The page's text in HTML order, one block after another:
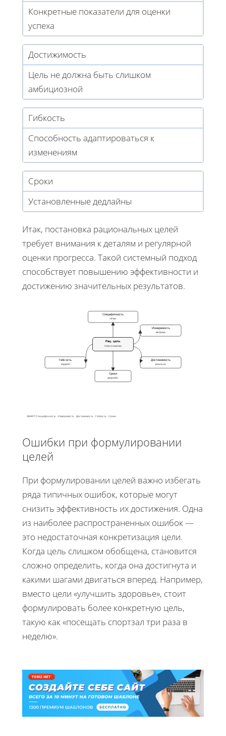
Конкретные показатели для оценки
успеха
Достижимость
Цель не должна быть слишком
амбициозной
Гибкость
Способность адаптироваться к
изменениям
Сроки
Установленные дедлайны
Итак, постановка рациональных целей
требует внимания к деталям и регулярной
оценки прогресса. Такой системный подход
способствует повышению эффективности и
достижению значительных результатов.
Специфичность
чётко
Измеримость
метрика
Достижимость
реально
Сроки
дедлайн
Гибкость
коррект.
Рац. цель
план и оценка
SMART: Специфичность · Измеримость · Достижимость · Гибкость · Сроки
Ошибки при формулировании
целей
При формулировании целей важно избегать
ряда типичных ошибок, которые могут
снизить эффективность их достижения. Одна
из наиболее распространенных ошибок —
это недостаточная конкретизация цели.
Когда цель слишком обобщена, становится
сложно определить, когда она достигнута и
какими шагами двигаться вперед. Например,
вместо цели «улучшить здоровье», стоит
формулировать более конкретную цель,
такую как «посещать спортзал три раза в
неделю».